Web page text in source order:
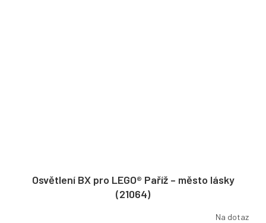
Osvětlení BX pro LEGO® Paříž – město lásky
(21064)
Na dotaz